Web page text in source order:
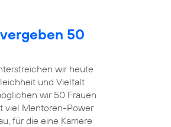
50
wir heute
und Vielfalt
wir 50 Frauen
viel Mentoren-Power
für die eine Karriere